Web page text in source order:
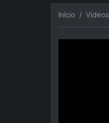
Início Vídeos